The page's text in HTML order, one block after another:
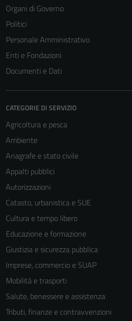
Organi di Governo
Politici
Personale Amministrativo
Enti e Fondazioni
Documenti e Dati
CATEGORIE DI SERVIZIO
Agricoltura e pesca
Ambiente
Anagrafe e stato civile
Appalti pubblici
Autorizzazioni
Catasto, urbanistica e SUE
Cultura e tempo libero
Educazione e formazione
Giustizia e sicurezza pubblica
Imprese, commercio e SUAP
Mobilità e trasporti
Salute, benessere e assistenza
Tributi, finanze e contravvenzioni